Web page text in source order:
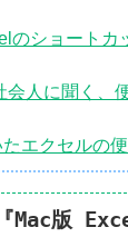
のショートカ
会人に聞く、
エクセルの
Mac版